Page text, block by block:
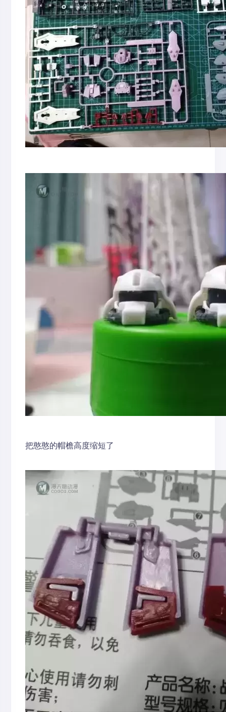
把憨憨的帽檐高度缩短了